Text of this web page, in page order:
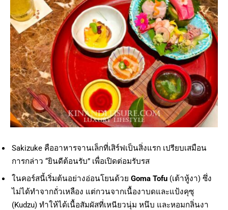
Sakizuke คืออาหารจานเล็กที่เสิร์ฟเป็นสิ่งแรก เปรียบเสมือน
การกล่าว “ยินดีต้อนรับ” เพื่อเปิดต่อมรับรส
ในคอร์สนี้เริ่มต้นอย่างอ่อนโยนด้วย Goma Tofu (เต้าหู้งา) ซึ่ง
ไม่ได้ทำจากถั่วเหลือง แต่กวนจากเนื้องาบดและแป้งคุซุ
(Kudzu) ทำให้ได้เนื้อสัมผัสที่เหนียวนุ่ม หนึบ และหอมกลิ่นงา